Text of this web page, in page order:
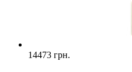
14473 грн.